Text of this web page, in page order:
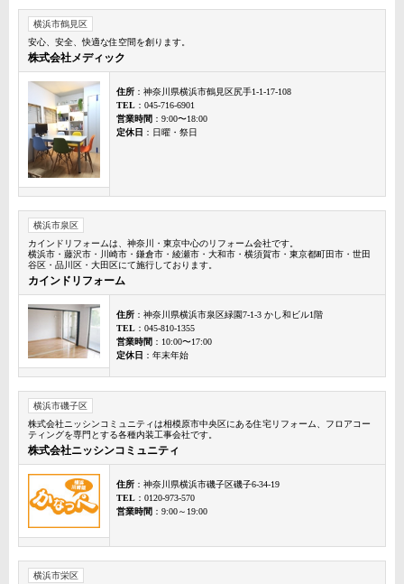
横浜市鶴見区
安心、安全、快適な住空間を創ります。
株式会社メディック
住所 ：神奈川県横浜市鶴見区尻手1-1-17-108
TEL ：045-716-6901
営業時間 ：9:00〜18:00
定休日 ：日曜・祭日
横浜市泉区
カインドリフォームは、神奈川・東京中心のリフォーム会社です。
横浜市・藤沢市・川崎市・鎌倉市・綾瀬市・大和市・横須賀市・東京都町田市・世田
谷区・品川区・大田区にて施行しております。
カインドリフォーム
住所 ：神奈川県横浜市泉区緑園7-1-3 かし和ビル1階
TEL ：045-810-1355
営業時間 ：10:00〜17:00
定休日 ：年末年始
横浜市磯子区
株式会社ニッシンコミュニティは相模原市中央区にある住宅リフォーム、フロアコー
ティングを専門とする各種内装工事会社です。
株式会社ニッシンコミュニティ
住所 ：神奈川県横浜市磯子区磯子6-34-19
TEL ：0120-973-570
営業時間 ：9:00～19:00
横浜市栄区